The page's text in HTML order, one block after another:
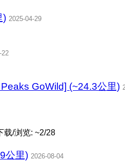
) 2025-04-29
22
GoWild] (~24.3公里)
载/浏览: ~2/28
公里) 2026-08-04